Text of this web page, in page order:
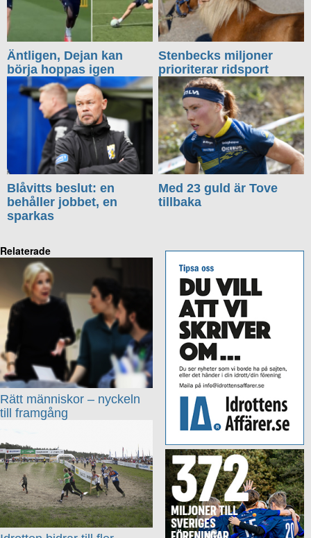
Äntligen, Dejan kan
börja hoppas igen
Stenbecks miljoner
prioriterar ridsport
Blåvitts beslut: en
behåller jobbet, en
sparkas
Med 23 guld är Tove
tillbaka
Relaterade
Rätt människor – nyckeln
till framgång